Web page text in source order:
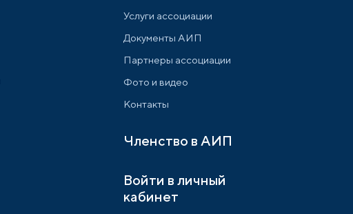
Услуги ассоциации
Документы АИП
Партнеры ассоциации
Фото и видео
Контакты
Членство в АИП
Войти в личный
кабинет